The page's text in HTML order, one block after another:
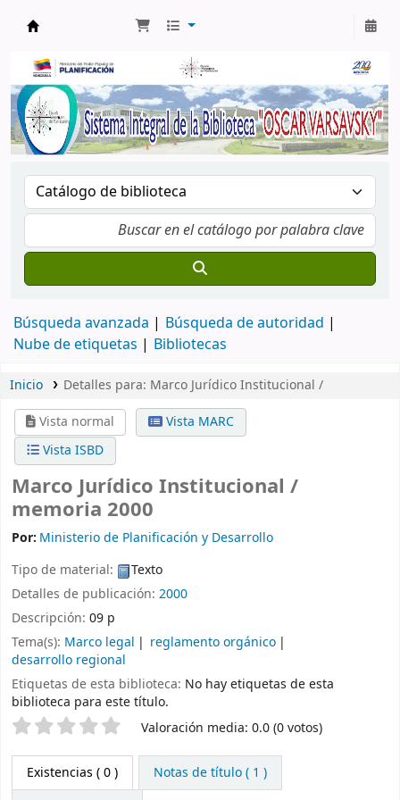
Búsqueda avanzada
Búsqueda de autoridad
Nube de etiquetas
Bibliotecas
Inicio Detalles para: Marco Jurídico Institucional /
Vista normal
Vista MARC
Vista ISBD
Marco Jurídico Institucional /
memoria 2000
Por: Ministerio de Planificación y Desarrollo
Tipo de material:
Texto
Detalles de publicación: 2000
Descripción: 09 p
Tema(s): Marco legal
reglamento orgánico
desarrollo regional
Etiquetas de esta biblioteca: No hay etiquetas de esta
biblioteca para este título.
Valoración Valoración media: 0.0 (0 votos)
Existencias ( 0 )
Notas de título ( 1 )